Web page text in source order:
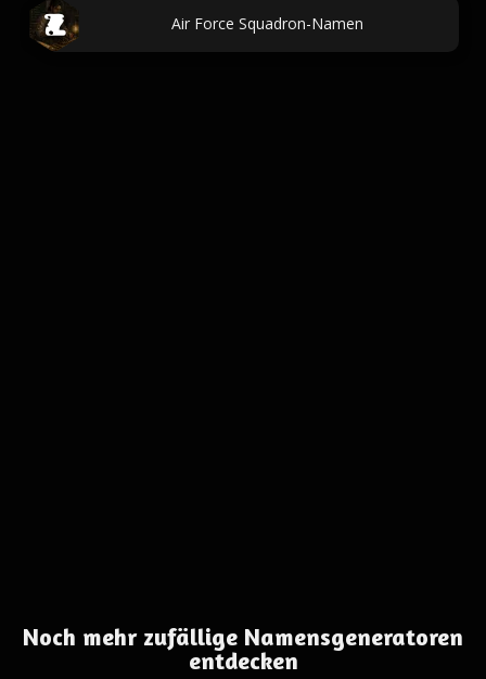
Air Force Squadron-Namen
Noch mehr zufällige Namensgeneratoren
entdecken